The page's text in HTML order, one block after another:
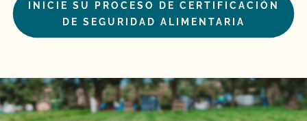
INICIE SU PROCESO DE CERTIFICACIÓN
DE SEGURIDAD ALIMENTARIA